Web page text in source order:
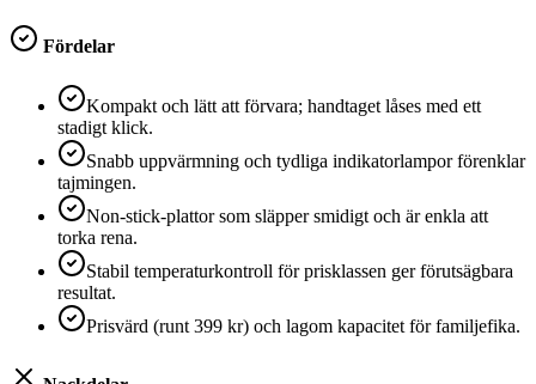
Fördelar
Kompakt och lätt att förvara; handtaget låses med ett
stadigt klick.
Snabb uppvärmning och tydliga indikatorlampor förenklar
tajmingen.
Non-stick-plattor som släpper smidigt och är enkla att
torka rena.
Stabil temperaturkontroll för prisklassen ger förutsägbara
resultat.
Prisvärd (runt 399 kr) och lagom kapacitet för familjefika.